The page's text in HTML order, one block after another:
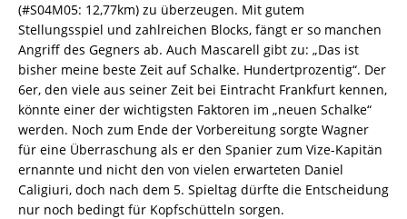
(#S04M05: 12,77km) zu überzeugen. Mit gutem
Stellungsspiel und zahlreichen Blocks, fängt er so manchen
Angriff des Gegners ab. Auch Mascarell gibt zu: „Das ist
bisher meine beste Zeit auf Schalke. Hundertprozentig“. Der
6er, den viele aus seiner Zeit bei Eintracht Frankfurt kennen,
könnte einer der wichtigsten Faktoren im „neuen Schalke“
werden. Noch zum Ende der Vorbereitung sorgte Wagner
für eine Überraschung als er den Spanier zum Vize-Kapitän
ernannte und nicht den von vielen erwarteten Daniel
Caligiuri, doch nach dem 5. Spieltag dürfte die Entscheidung
nur noch bedingt für Kopfschütteln sorgen.